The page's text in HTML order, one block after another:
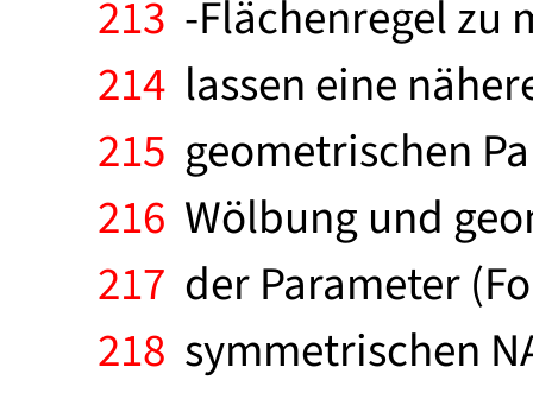
213 -Flächenregel zu
214 lassen eine
215 geometrischen
216 Wölbung und
217 der Parameter
218 symmetrischen